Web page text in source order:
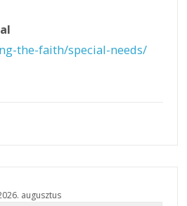
the-faith/special-needs/
augusztus